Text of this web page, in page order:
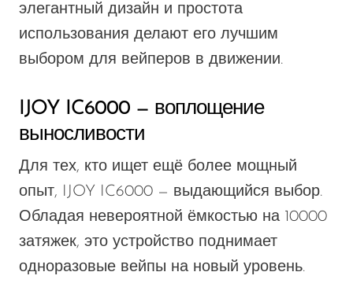
элегантный дизайн и простота
использования делают его лучшим
выбором для вейперов в движении.
IJOY IC6000 — воплощение
выносливости
Для тех, кто ищет ещё более мощный
опыт, IJOY IC6000 — выдающийся выбор.
Обладая невероятной ёмкостью на 10000
затяжек, это устройство поднимает
одноразовые вейпы на новый уровень.